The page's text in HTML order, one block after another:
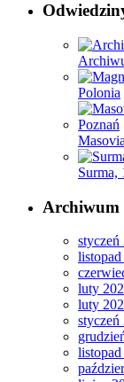
Polonia
Surma,
Archiwum
styczeń
luty
luty
styczeń
listopad